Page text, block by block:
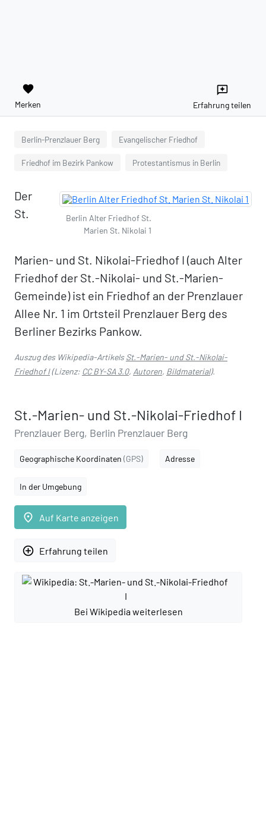
favorite
Merken
reviews
Erfahrung teilen
Berlin-Prenzlauer Berg Evangelischer Friedhof
Friedhof im Bezirk Pankow Protestantismus in Berlin
Berlin Alter Friedhof St.
Marien St. Nikolai 1
Der
St.
Marien- und St. Nikolai-Friedhof I (auch Alter
Friedhof der St.-Nikolai- und St.-Marien-
Gemeinde) ist ein Friedhof an der Prenzlauer
Allee Nr. 1 im Ortsteil Prenzlauer Berg des
Berliner Bezirks Pankow.
Auszug des Wikipedia-ArtikelsSt.-Marien- und St.-Nikolai-
Friedhof I(Lizenz: CC BY-SA 3.0, Autoren, Bildmaterial).
St.-Marien- und St.-Nikolai-Friedhof I
Prenzlauer Berg, Berlin Prenzlauer Berg
Geographische Koordinaten (GPS) Adresse
In der Umgebung
place Auf Karte anzeigen
add_circle_outline Erfahrung teilen
Bei Wikipedia weiterlesen